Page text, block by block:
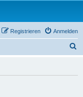
Anmelden
Registrieren